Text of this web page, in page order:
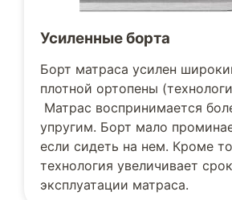
Усиленные борта
Борт матраса усилен
плотной ортопены
Матрас воспринимается
упругим. Борт мало
если сидеть на нем. Кроме
технология увеличивает срок
эксплуатации матраса.